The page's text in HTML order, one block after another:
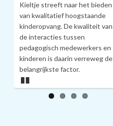
Kieltje streeft naar het bieden
van kwalitatief hoogstaande
kinderopvang. De kwaliteit van
de interacties tussen
pedagogisch medewerkers en
kinderen is daarin verreweg de
belangrijkste factor.